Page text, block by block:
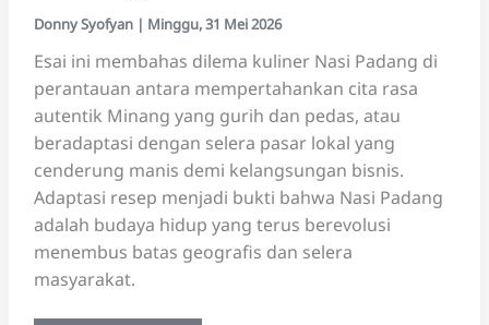
Donny Syofyan | Minggu, 31 Mei 2026
Esai ini membahas dilema kuliner Nasi Padang di
perantauan antara mempertahankan cita rasa
autentik Minang yang gurih dan pedas, atau
beradaptasi dengan selera pasar lokal yang
cenderung manis demi kelangsungan bisnis.
Adaptasi resep menjadi bukti bahwa Nasi Padang
adalah budaya hidup yang terus berevolusi
menembus batas geografis dan selera
masyarakat.